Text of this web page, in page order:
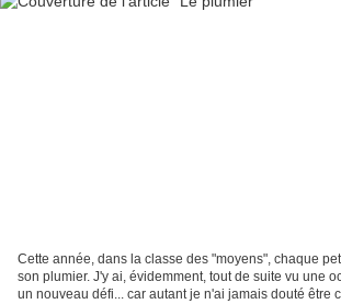
Cette année, dans la classe des "moyens", chaque
son plumier. J'y ai, évidemment, tout de suite vu une
un nouveau défi... car autant je n'ai jamais douté être